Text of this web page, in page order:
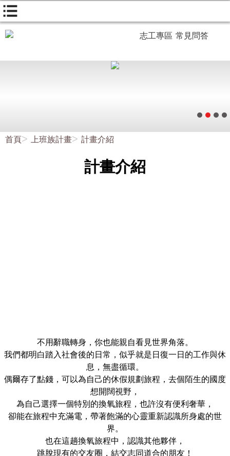
志工專區 常見問答
首頁 上班族計畫 計畫介紹
計畫介紹
不用辭職轉身，你也能親自看見世界角落。
我們都明白踏入社會後的日常，似乎就是日復一日的工作與休
息，無盡循環。
偶爾存了點錢，可以為自己的休假規劃旅程，去個陌生的國度
想開闊視野，
為自己選擇一個特別的換氧旅程，也許沒有便利奢華，
卻能在旅程中充滿電，帶著飽滿的心靈重新認識所身處的世
界。
也在這趟換氧旅程中，認識其他夥伴，
跳脫現有的交友圈，結交志同道合的朋友！